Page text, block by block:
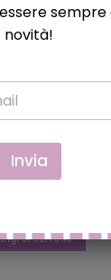
"SPIDERMAN"
al carrello
novità!
Invia